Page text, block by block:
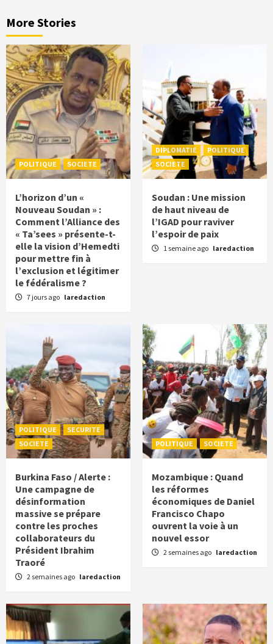
More Stories
POLITIQUE SOCIETE
L’horizon d’un «
Nouveau Soudan » :
Comment l’Alliance des
« Ta’sees » présente-t-
elle la vision d’Hemedti
pour mettre fin à
l’exclusion et légitimer
le fédéralisme ?
7 jours ago laredaction
DIPLOMATIE
POLITIQUE
SOCIETE
Soudan : Une mission
de haut niveau de
l’IGAD pour raviver
l’espoir de paix
1 semaine ago laredaction
POLITIQUE
SECURITE
SOCIETE
Burkina Faso / Alerte :
Une campagne de
désinformation
massive se prépare
contre les proches
collaborateurs du
Président Ibrahim
Traoré
2 semaines ago laredaction
POLITIQUE SOCIETE
Mozambique : Quand
les réformes
économiques de Daniel
Francisco Chapo
ouvrent la voie à un
nouvel essor
2 semaines ago laredaction